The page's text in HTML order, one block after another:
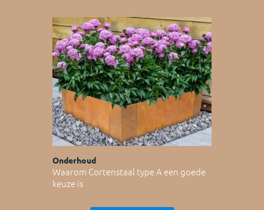
Onderhoud
Waarom Cortenstaal type A een goede
keuze is